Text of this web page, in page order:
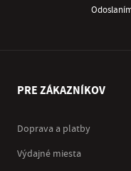
PRE ZÁKAZNÍKOV
Doprava a platby
Výdajné miesta